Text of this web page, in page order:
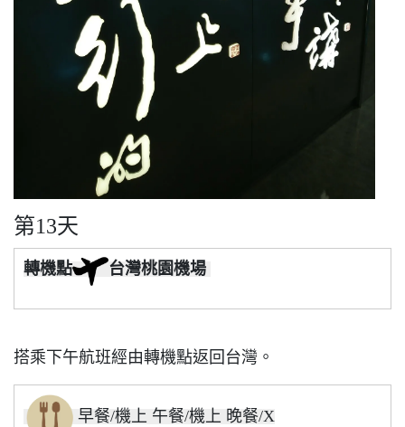
第13天
轉機點 台灣桃園機場
搭乘下午航班經由轉機點返回台灣。
早餐/機上 午餐/機上 晚餐/X